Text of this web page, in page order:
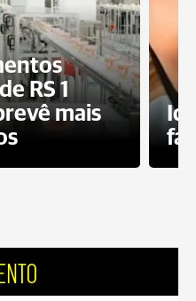
RS 1
mais